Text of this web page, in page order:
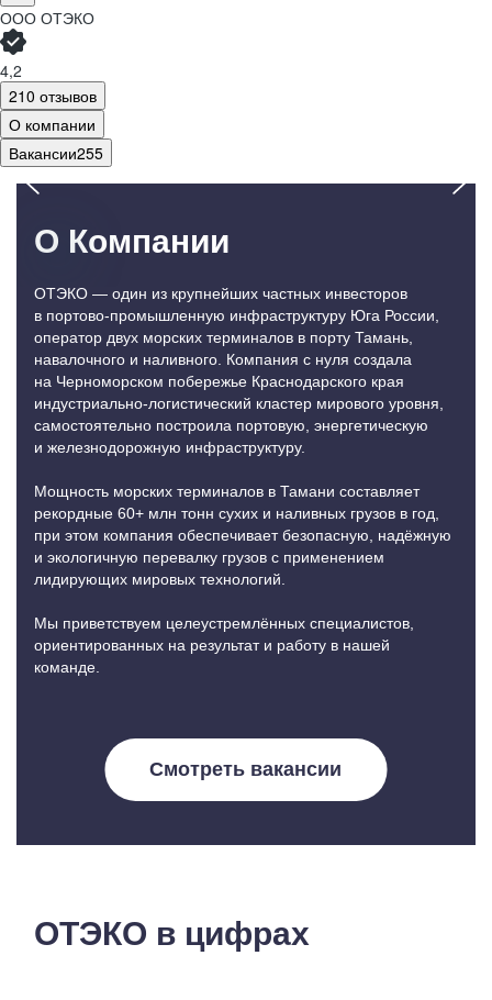
ООО ОТЭКО
4,2
210 отзывов
О компании
Вакансии255
О Компании
ОТЭКО — один из крупнейших частных инвесторов
в портово-промышленную инфраструктуру Юга России,
оператор двух морских терминалов в порту Тамань,
навалочного и наливного. Компания с нуля создала
на Черноморском побережье Краснодарского края
индустриально-логистический кластер мирового уровня,
самостоятельно построила портовую, энергетическую
и железнодорожную инфраструктуру.
Мощность морских терминалов в Тамани составляет
рекордные 60+ млн тонн сухих и наливных грузов в год,
при этом компания обеспечивает безопасную, надёжную
и экологичную перевалку грузов с применением
лидирующих мировых технологий.
Мы приветствуем целеустремлённых специалистов,
ориентированных на результат и работу в нашей
команде.
Смотреть вакансии
ОТЭКО в цифрах